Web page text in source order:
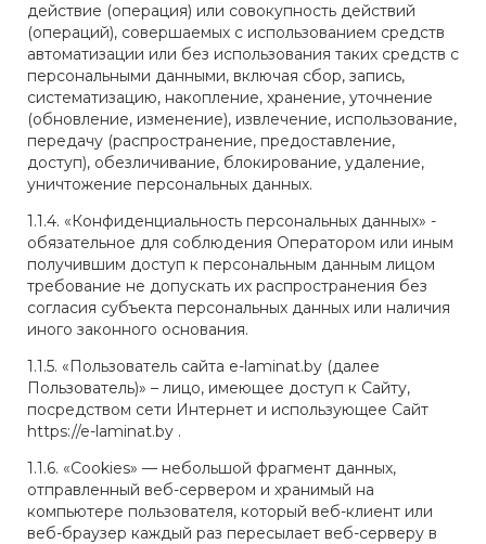
действие (операция) или совокупность действий
(операций), совершаемых с использованием средств
автоматизации или без использования таких средств с
персональными данными, включая сбор, запись,
систематизацию, накопление, хранение, уточнение
(обновление, изменение), извлечение, использование,
передачу (распространение, предоставление,
доступ), обезличивание, блокирование, удаление,
уничтожение персональных данных.
1.1.4. «Конфиденциальность персональных данных» -
обязательное для соблюдения Оператором или иным
получившим доступ к персональным данным лицом
требование не допускать их распространения без
согласия субъекта персональных данных или наличия
иного законного основания.
1.1.5. «Пользователь сайта e-laminat.by (далее
Пользователь)» – лицо, имеющее доступ к Сайту,
посредством сети Интернет и использующее Сайт
https://e-laminat.by .
1.1.6. «Cookies» — небольшой фрагмент данных,
отправленный веб-сервером и хранимый на
компьютере пользователя, который веб-клиент или
веб-браузер каждый раз пересылает веб-серверу в